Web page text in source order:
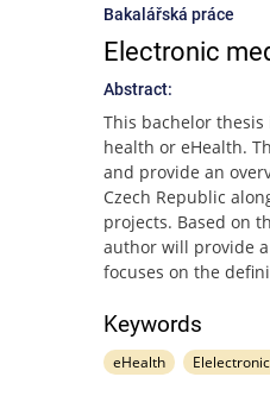
Bakalářská práce
Electronic
Abstract:
This bachelor
health or eHealth.
and provide an
Czech Republic
projects. Based on
author will provide
focuses on the
Keywords
eHealth